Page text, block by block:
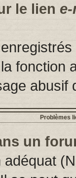
le lien
fonction
abusif
Problèmes
un